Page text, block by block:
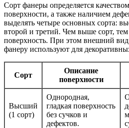
Сорт фанеры определяется
поверхности, а также наличием
выделять четыре основных сорта:
второй и третий. Чем выше сорт,
поверхность. При этом внешний вид
фанеру используют для
Сорт
Описание
поверхности
Высший
(1 сорт)
Однородная,
гладкая поверхность
без сучков и
дефектов.